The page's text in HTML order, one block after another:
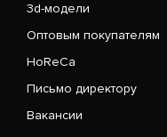
3d-модели
Оптовым покупателям
HoReCa
Письмо директору
Вакансии